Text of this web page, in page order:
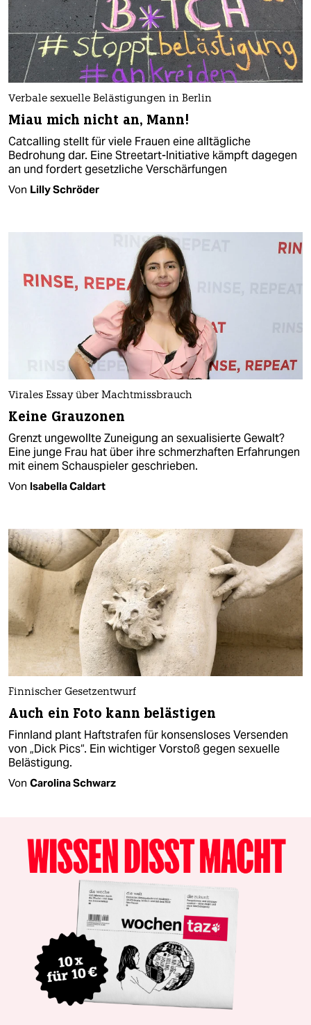
Verbale sexuelle Belästigungen in Berlin
Miau mich nicht an, Mann!
Catcalling stellt für viele Frauen eine alltägliche
Bedrohung dar. Eine Streetart-Initiative kämpft dagegen
an und fordert gesetzliche Verschärfungen
Von Lilly Schröder
Virales Essay über Machtmissbrauch
Keine Grauzonen
Grenzt ungewollte Zuneigung an sexualisierte Gewalt?
Eine junge Frau hat über ihre schmerzhaften Erfahrungen
mit einem Schauspieler geschrieben.
Von Isabella Caldart
Finnischer Gesetzentwurf
Auch ein Foto kann belästigen
Finnland plant Haftstrafen für konsensloses Versenden
von „Dick Pics“. Ein wichtiger Vorstoß gegen sexuelle
Belästigung.
Von Carolina Schwarz